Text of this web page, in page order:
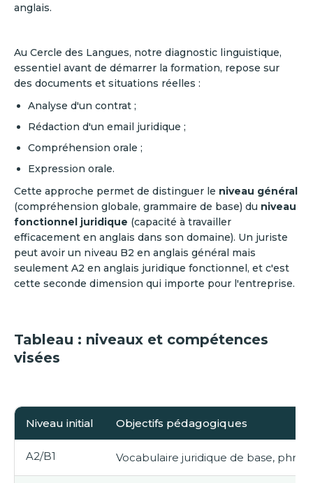
anglais.
Au Cercle des Langues, notre diagnostic linguistique,
essentiel avant de démarrer la formation, repose sur
des documents et situations réelles :
Analyse d'un contrat ;
Rédaction d'un email juridique ;
Compréhension orale ;
Expression orale.
Cette approche permet de distinguer le niveau général
(compréhension globale, grammaire de base) du niveau
fonctionnel juridique (capacité à travailler
efficacement en anglais dans son domaine). Un juriste
peut avoir un niveau B2 en anglais général mais
seulement A2 en anglais juridique fonctionnel, et c'est
cette seconde dimension qui importe pour l'entreprise.
Tableau : niveaux et compétences
visées
Niveau initial Objectifs pédagogiques
A2/B1 Vocabulaire juridique de base,